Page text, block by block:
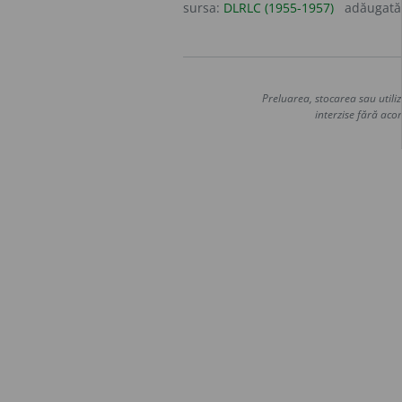
sursa: DLRLC (1955-1957) adăugată
Preluarea, stocarea sau
interzise fără